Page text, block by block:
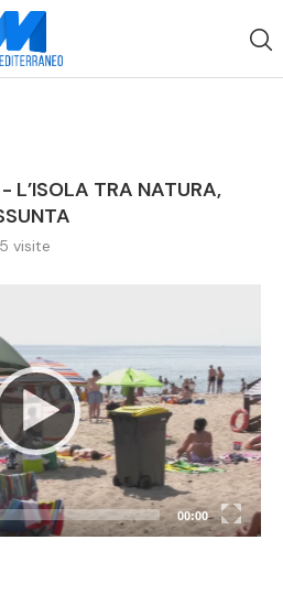
L’ISOLA TRA NATURA,
visite
00:00